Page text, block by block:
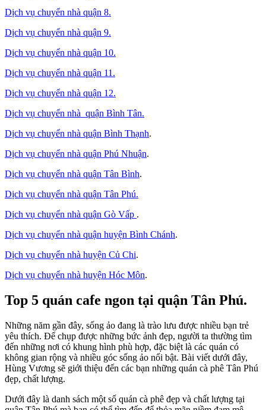
Dịch vụ chuyển nhà quận 8.
Dịch vụ chuyển nhà quận 9.
Dịch vụ chuyển nhà quận 10.
Dịch vụ chuyển nhà quận 11.
Dịch vụ chuyển nhà quận 12.
Dịch vụ chuyển nhà quận Bình Tân.
Dịch vụ chuyển nhà quận Bình Thạnh.
Dịch vụ chuyển nhà quận Phú Nhuận.
Dịch vụ chuyển nhà quận Tân Bình.
Dịch vụ chuyển nhà quận Tân Phú.
Dịch vụ chuyển nhà quận Gò Vấp .
Dịch vụ chuyển nhà quận huyện Bình Chánh.
Dịch vụ chuyển nhà huyện Củ Chi.
Dịch vụ chuyển nhà huyện Hóc Môn.
Top 5 quán cafe ngon tại quận Tân Phú.
Những năm gần đây, sống ảo đang là trào lưu được nhiều bạn trẻ
yêu thích. Để chụp được những bức ảnh đẹp, người ta thường tìm
đến những nơi có khung hình phù hợp, đặc biệt là các quán có
không gian rộng và nhiều góc sống ảo nổi bật. Bài viết dưới đây,
Hùng Vương sẽ giới thiệu đến các bạn những quán cà phê Tân Phú
đẹp, chất lượng.
Dưới đây là danh sách một số quán cà phê đẹp và chất lượng tại